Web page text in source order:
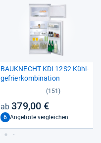
BAU­KNECHT KDI 12S2 Kühl­
ge­frier­kom­bi­na­tion
(151)
379,00 €
6 Angebote vergleichen